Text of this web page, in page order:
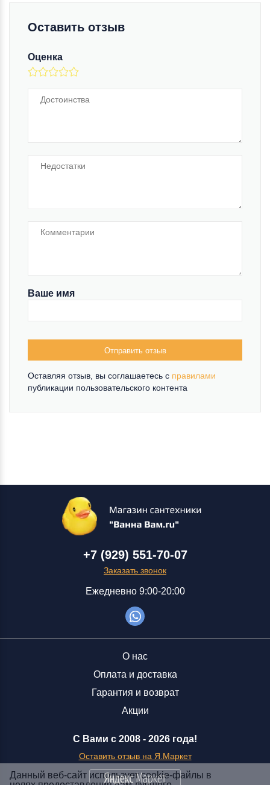
Оставить отзыв
Оценка
Ваше имя
Отправить отзыв
Оставляя отзыв, вы соглашаетесь c правилами
публикации пользовательского контента
+7 (929) 551-70-07
Заказать звонок
Ежедневно 9:00-20:00
С Вами с 2008 - 2026 года!
Оставить отзыв на Я.Маркет
О нас
Оплата и доставка
Гарантия и возврат
Акции
Данный веб-сайт использует cookie-файлы в